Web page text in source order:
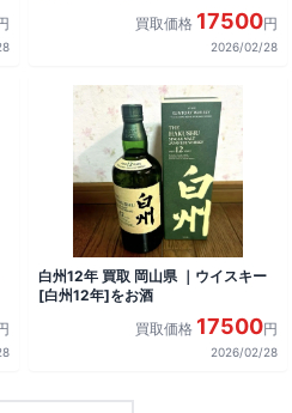
買取価格 17500円
2026/02/28
白州12年 買取 岡山県 ｜ウイスキー
[白州12年]をお酒
買取価格 17500円
2026/02/28